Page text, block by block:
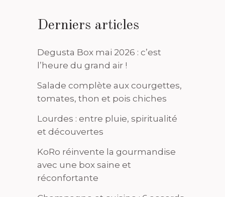
Derniers articles
Degusta Box mai 2026 : c’est
l’heure du grand air !
Salade complète aux courgettes,
tomates, thon et pois chiches
Lourdes : entre pluie, spiritualité
et découvertes
KoRo réinvente la gourmandise
avec une box saine et
réconfortante